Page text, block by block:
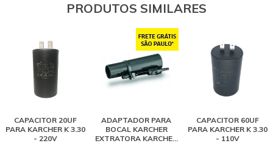
PRODUTOS SIMILARES
CAPACITOR 20UF
PARA KARCHER K 3.30
- 220V
ADAPTADOR PARA
BOCAL KARCHER
EXTRATORA KARCHER
CAPACITOR 60UF
PARA KARCHER K 3.30
- 110V